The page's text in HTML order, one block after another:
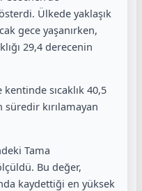
Ülkede yaklaşık
gece yaşanırken,
29,4 derecenin
kentinde sıcaklık 40,5
süredir kırılamayan
Tama
Bu değer,
kaydettiği en yüksek